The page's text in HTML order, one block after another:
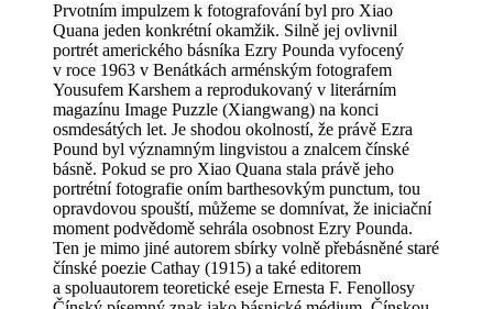
Prvotním impulzem k fotografování byl pro Xiao
Quana jeden konkrétní okamžik. Silně jej ovlivnil
portrét amerického básníka Ezry Pounda vyfocený
v roce 1963 v Benátkách arménským fotografem
Yousufem Karshem a reprodukovaný v literárním
magazínu Image Puzzle (Xiangwang) na konci
osmdesátých let. Je shodou okolností, že právě Ezra
Pound byl významným lingvistou a znalcem čínské
básně. Pokud se pro Xiao Quana stala právě jeho
portrétní fotografie oním barthesovkým punctum, tou
opravdovou spouští, můžeme se domnívat, že iniciační
moment podvědomě sehrála osobnost Ezry Pounda.
Ten je mimo jiné autorem sbírky volně přebásněné staré
čínské poezie Cathay (1915) a také editorem
a spoluautorem teoretické eseje Ernesta F. Fenollosy